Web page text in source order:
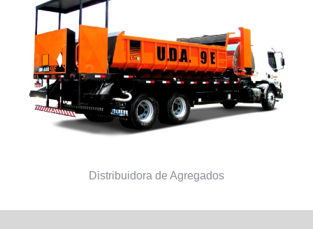
Distribuidora de Agregados